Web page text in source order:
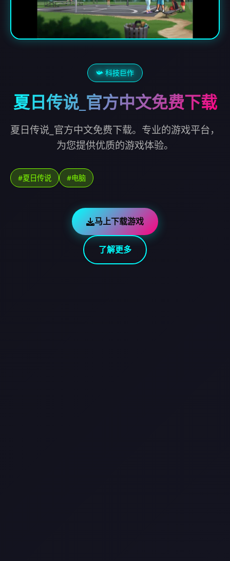
📯 科技巨作
夏日传说_官方中文免费下载
夏日传说_官方中文免费下载。专业的游戏平台，
为您提供优质的游戏体验。
#夏日传说 #电脑
马上下载游戏
了解更多